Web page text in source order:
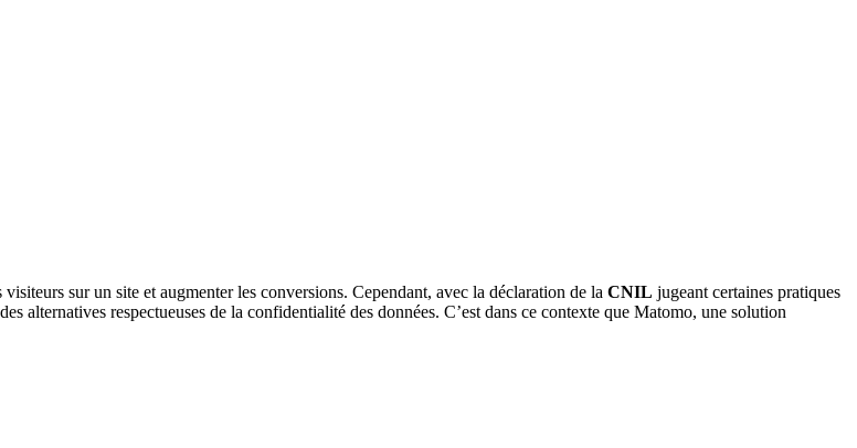
sur un site et augmenter les conversions. Cependant, avec la déclaration de la CNIL jugeant certaines pratiques
alternatives respectueuses de la confidentialité des données. C’est dans ce contexte que Matomo, une solution